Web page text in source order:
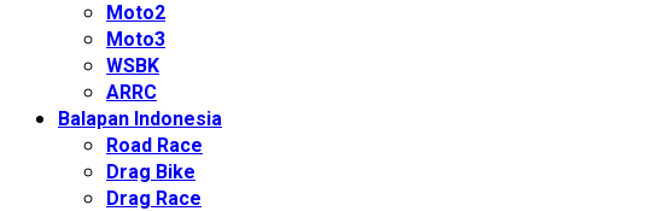
Moto2
Moto3
WSBK
ARRC
Balapan Indonesia
Road Race
Drag Bike
Drag Race